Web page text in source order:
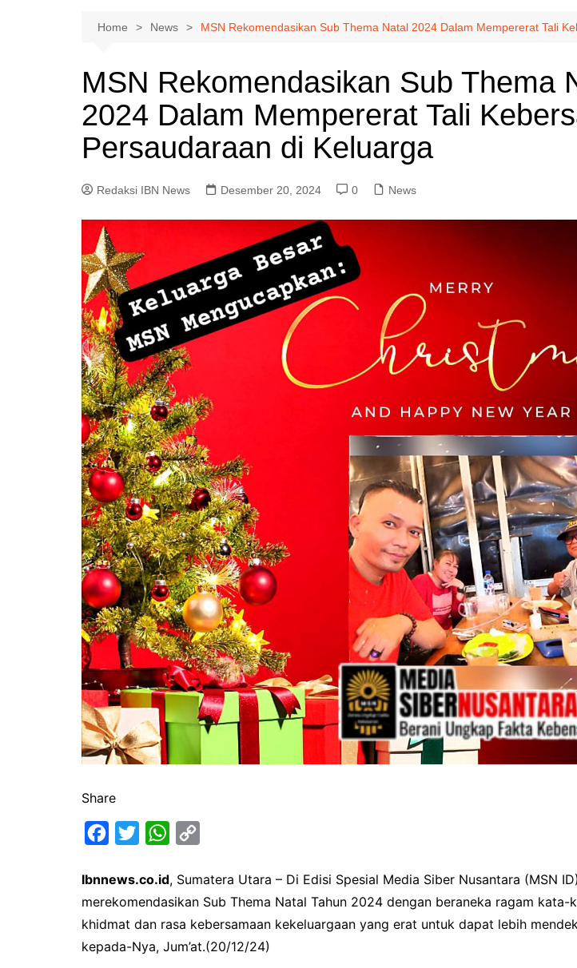
Home News MSN Rekomendasikan Sub Thema Natal 2024 Dalam Mempererat Tali
MSN Rekomendasikan Sub Thema
2024 Dalam Mempererat Tali
Persaudaraan di Keluarga
Redaksi IBN News Desember 20, 2024 0 News
Share
c
e
b
o
i
t
t
e
W
a
t
s
A
p
y
L
i
Ibnnews.co.id, Sumatera Utara – Di Edisi Spesial Media Siber Nusantara (MSN
merekomendasikan Sub Thema Natal Tahun 2024 dengan beraneka ragam kata-
khidmat dan rasa kebersamaan kekeluargaan yang erat untuk dapat lebih
kepada-Nya, Jum’at.(20/12/24)